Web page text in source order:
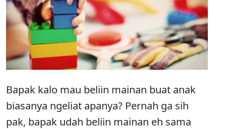
Bapak kalo mau beliin mainan buat anak
biasanya ngeliat apanya? Pernah ga sih
pak, bapak udah beliin mainan eh sama